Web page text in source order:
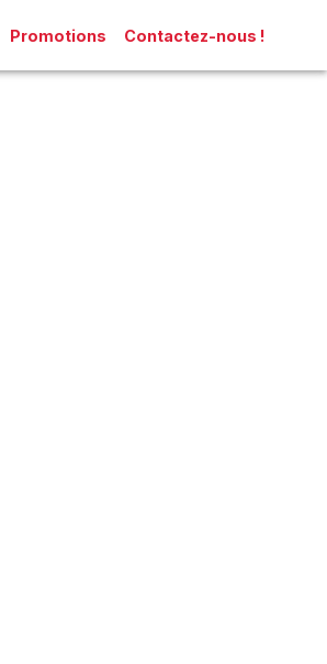
Promotions Contactez-nous !